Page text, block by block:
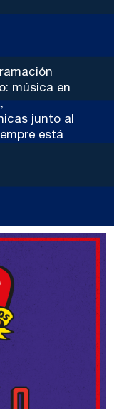
música en
junto al
está